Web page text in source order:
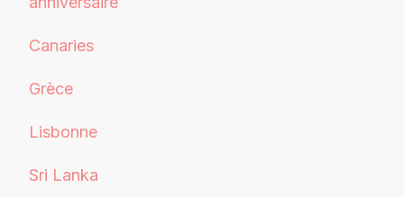
Canaries
Grèce
Lisbonne
Sri Lanka